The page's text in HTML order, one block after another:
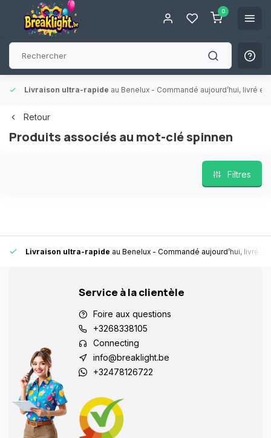
0
Livraison ultra-rapide au Benelux - Commandé aujourd’hui, livré
Retour
Produits associés au mot-clé spinnen
Filtres
Livraison ultra-rapide au Benelux - Commandé aujourd’hui, livré
Service à la clientèle
Foire aux questions
+3268338105
Connecting
info@breaklight.be
+32478126722